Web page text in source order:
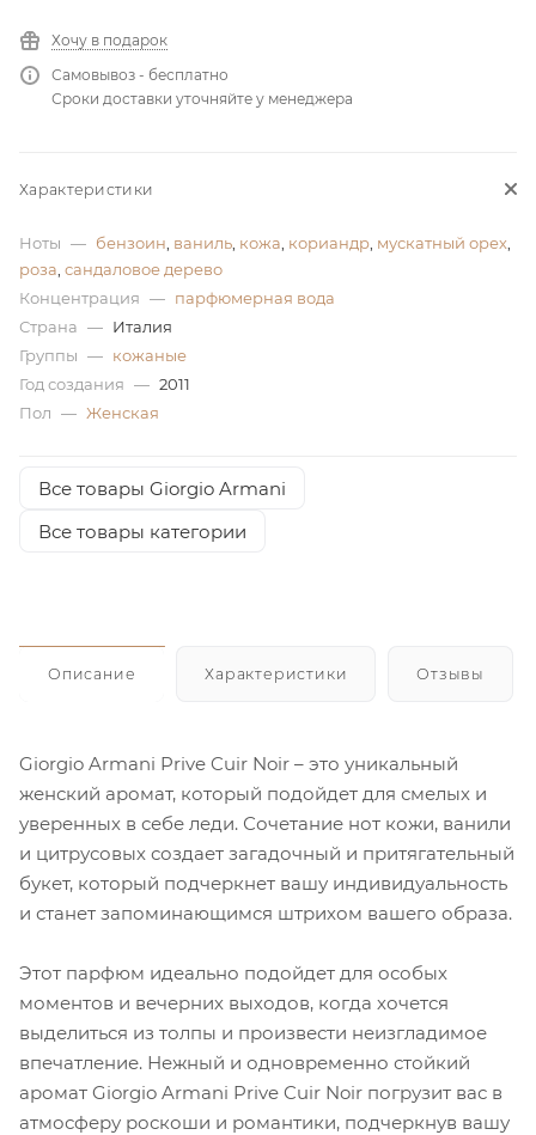
Хочу в подарок
Самовывоз - бесплатно
Сроки доставки уточняйте у менеджера
Характеристики
Ноты — бензоин ваниль кожа кориандр мускатный орех
роза сандаловое дерево
Концентрация — парфюмерная вода
Страна — Италия
Группы — кожаные
Год создания — 2011
Пол — Женская
Все товары Giorgio Armani
Все товары категории
Описание Характеристики Отзывы
Giorgio Armani Prive Cuir Noir – это уникальный
женский аромат, который подойдет для смелых и
уверенных в себе леди. Сочетание нот кожи, ванили
и цитрусовых создает загадочный и притягательный
букет, который подчеркнет вашу индивидуальность
и станет запоминающимся штрихом вашего образа.
Этот парфюм идеально подойдет для особых
моментов и вечерних выходов, когда хочется
выделиться из толпы и произвести неизгладимое
впечатление. Нежный и одновременно стойкий
аромат Giorgio Armani Prive Cuir Noir погрузит вас в
атмосферу роскоши и романтики, подчеркнув вашу